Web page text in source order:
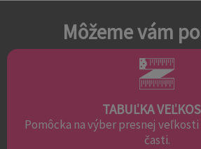
Môžeme vám
TABUĽKA
Pomôcka na výber presnej
časti.